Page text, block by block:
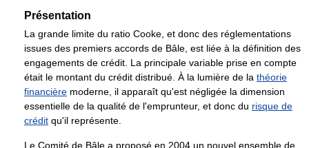
Présentation
La grande limite du ratio Cooke, et donc des réglementations
issues des premiers accords de Bâle, est liée à la définition des
engagements de crédit. La principale variable prise en compte
était le montant du crédit distribué. À la lumière de la théorie
financière moderne, il apparaît qu'est négligée la dimension
essentielle de la qualité de l'emprunteur, et donc du risque de
crédit qu'il représente.
Le Comité de Bâle a proposé en 2004 un nouvel ensemble de